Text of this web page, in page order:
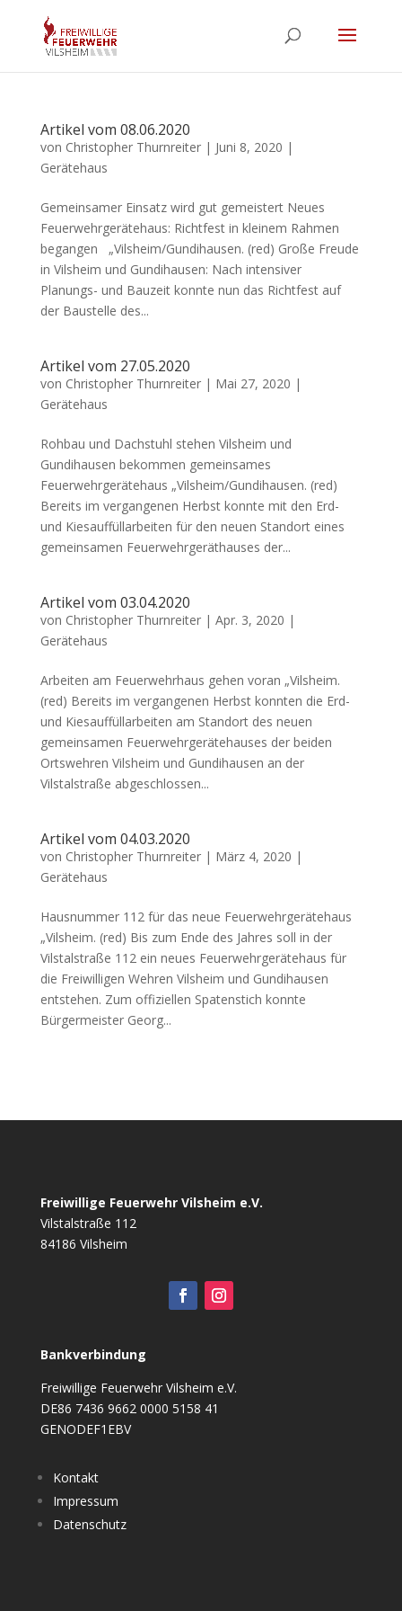
Artikel vom 08.06.2020
von Christopher Thurnreiter| Juni 8, 2020 |
Gerätehaus
Gemeinsamer Einsatz wird gut gemeistert Neues
Feuerwehrgerätehaus: Richtfest in kleinem Rahmen
begangen „Vilsheim/Gundihausen. (red) Große Freude
in Vilsheim und Gundihausen: Nach intensiver
Planungs- und Bauzeit konnte nun das Richtfest auf
der Baustelle des...
Artikel vom 27.05.2020
von Christopher Thurnreiter| Mai 27, 2020 |
Gerätehaus
Rohbau und Dachstuhl stehen Vilsheim und
Gundihausen bekommen gemeinsames
Feuerwehrgerätehaus „Vilsheim/Gundihausen. (red)
Bereits im vergangenen Herbst konnte mit den Erd-
und Kiesauffüllarbeiten für den neuen Standort eines
gemeinsamen Feuerwehrgeräthauses der...
Artikel vom 03.04.2020
von Christopher Thurnreiter| Apr. 3, 2020 |
Gerätehaus
Arbeiten am Feuerwehrhaus gehen voran „Vilsheim.
(red) Bereits im vergangenen Herbst konnten die Erd-
und Kiesauffüllarbeiten am Standort des neuen
gemeinsamen Feuerwehrgerätehauses der beiden
Ortswehren Vilsheim und Gundihausen an der
Vilstalstraße abgeschlossen...
Artikel vom 04.03.2020
von Christopher Thurnreiter| März 4, 2020 |
Gerätehaus
Hausnummer 112 für das neue Feuerwehrgerätehaus
„Vilsheim. (red) Bis zum Ende des Jahres soll in der
Vilstalstraße 112 ein neues Feuerwehrgerätehaus für
die Freiwilligen Wehren Vilsheim und Gundihausen
entstehen. Zum offiziellen Spatenstich konnte
Bürgermeister Georg...
Freiwillige Feuerwehr Vilsheim e.V.
Vilstalstraße 112
84186 Vilsheim
Bankverbindung
Freiwillige Feuerwehr Vilsheim e.V.
DE86 7436 9662 0000 5158 41
GENODEF1EBV
Kontakt
Impressum
Datenschutz